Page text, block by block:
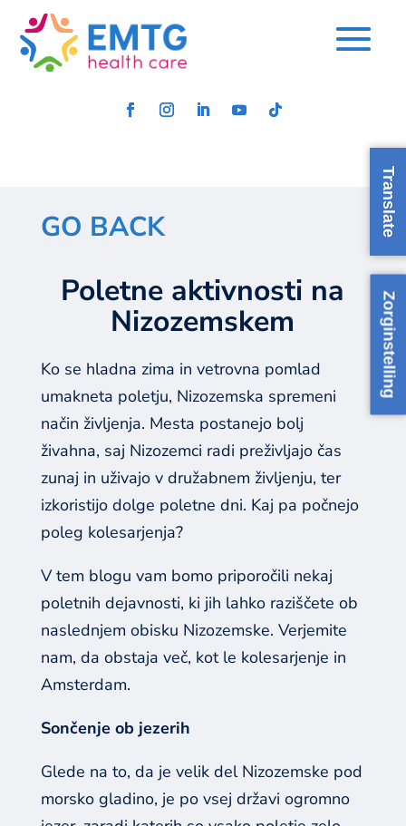
Zorginstelling
GO BACK
Poletne aktivnosti na
Nizozemskem
Ko se hladna zima in vetrovna pomlad
umakneta poletju, Nizozemska spremeni
način življenja. Mesta postanejo bolj
živahna, saj Nizozemci radi preživljajo čas
zunaj in uživajo v družabnem življenju, ter
izkoristijo dolge poletne dni. Kaj pa počnejo
poleg kolesarjenja?
V tem blogu vam bomo priporočili nekaj
poletnih dejavnosti, ki jih lahko raziščete ob
naslednjem obisku Nizozemske. Verjemite
nam, da obstaja več, kot le kolesarjenje in
Amsterdam.
Sončenje ob jezerih
Glede na to, da je velik del Nizozemske pod
morsko gladino, je po vsej državi ogromno
Translate